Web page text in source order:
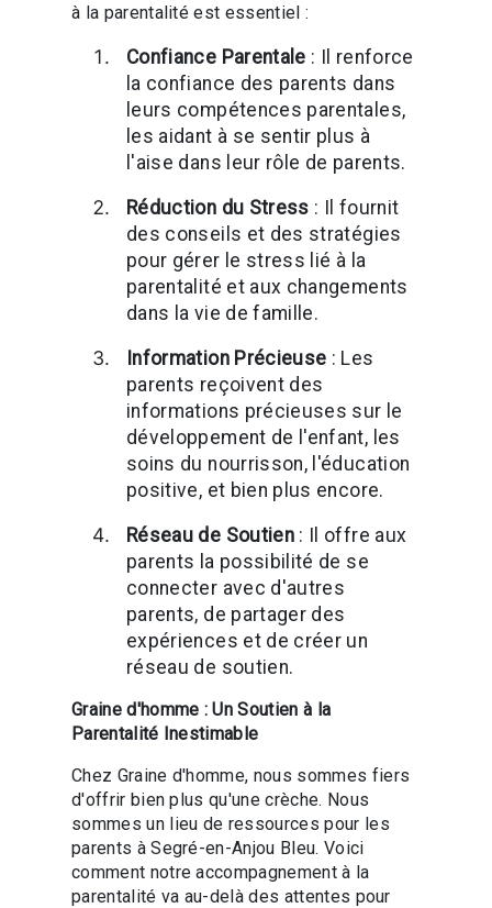
à la parentalité est essentiel :
Confiance Parentale : Il renforce
la confiance des parents dans
leurs compétences parentales,
les aidant à se sentir plus à
l'aise dans leur rôle de parents.
Réduction du Stress : Il fournit
des conseils et des stratégies
pour gérer le stress lié à la
parentalité et aux changements
dans la vie de famille.
Information Précieuse : Les
parents reçoivent des
informations précieuses sur le
développement de l'enfant, les
soins du nourrisson, l'éducation
positive, et bien plus encore.
Réseau de Soutien: Il offre aux
parents la possibilité de se
connecter avec d'autres
parents, de partager des
expériences et de créer un
réseau de soutien.
Graine d'homme : Un Soutien à la
Parentalité Inestimable
Chez Graine d'homme, nous sommes fiers
d'offrir bien plus qu'une crèche. Nous
sommes un lieu de ressources pour les
parents à Segré-en-Anjou Bleu. Voici
comment notre accompagnement à la
parentalité va au-delà des attentes pour